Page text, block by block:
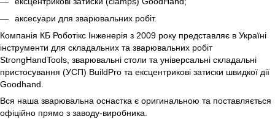
аксесуари для зварювальних робіт.
Компанія КБ Роботікс Інженерія з 2009 року представляє в Україні
інструменти для складальних та зварювальних робіт
StrongHandTools, зварювальні столи та універсальні складальні
пристосування (УСП) BuildPro та ексцентрикові затиски швидкої дії
Goodhand.
Вся наша зварювальна оснастка є оригинальною та поставляється
офіційно прямо з заводу-виробника.